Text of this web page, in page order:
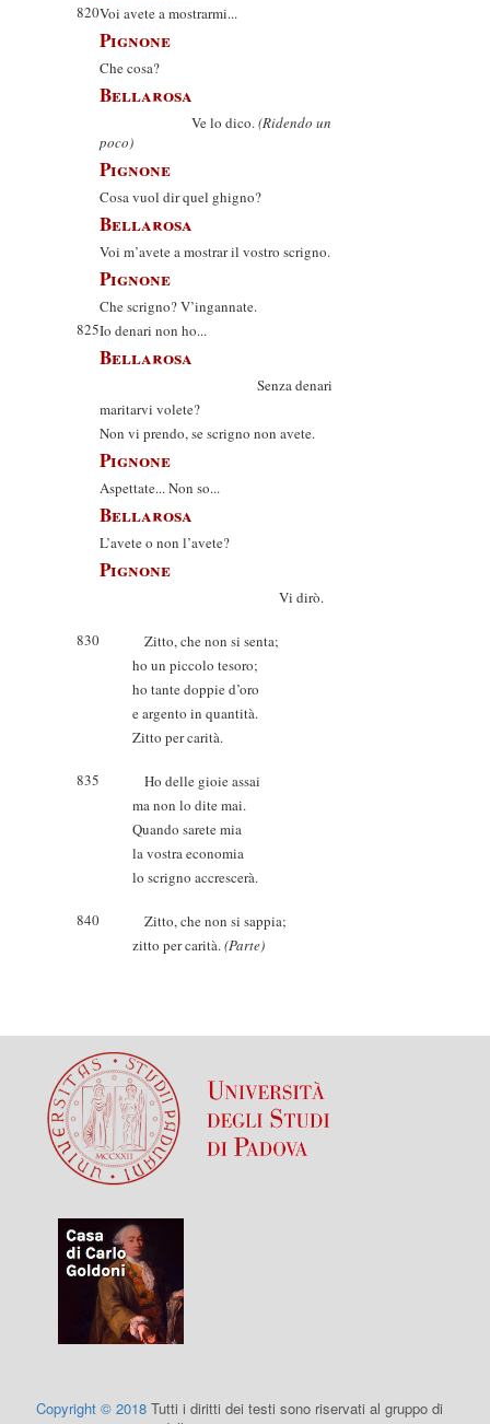
820Voi avete a mostrarmi...
Pignone
Che cosa?
Bellarosa
Ve lo dico.(Ridendo un
poco)
Pignone
Cosa vuol dir quel ghigno?
Bellarosa
Voi m’avete a mostrar il vostro scrigno.
Pignone
Che scrigno? V’ingannate.
825Io denari non ho...
Bellarosa
Senza denari
maritarvi volete?
Non vi prendo, se scrigno non avete.
Pignone
Aspettate... Non so...
Bellarosa
L’avete o non l’avete?
Pignone
Vi dirò.
830
Zitto, che non si senta;
ho un piccolo tesoro;
ho tante doppie d’oro
e argento in quantità.
Zitto per carità.
835
Ho delle gioie assai
ma non lo dite mai.
Quando sarete mia
la vostra economia
lo scrigno accrescerà.
840
Zitto, che non si sappia;
zitto per carità.(Parte)
Copyright © 2018 Tutti i diritti dei testi sono riservati al gruppo di